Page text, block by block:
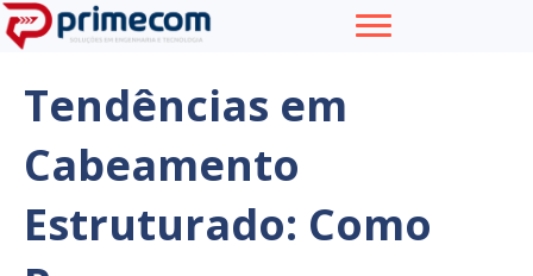
Tendências em
Cabeamento
Estruturado: Como